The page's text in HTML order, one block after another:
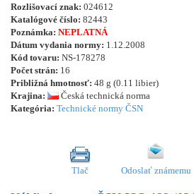
Rozlišovací znak: 024612
Katalógové číslo: 82443
Poznámka: NEPLATNÁ
Dátum vydania normy: 1.12.2008
Kód tovaru: NS-178278
Počet strán: 16
Približná hmotnosť: 48 g (0.11 libier)
Krajina:
Česká technická norma
Kategória: Technické normy ČSN
Tlač Odoslať známemu